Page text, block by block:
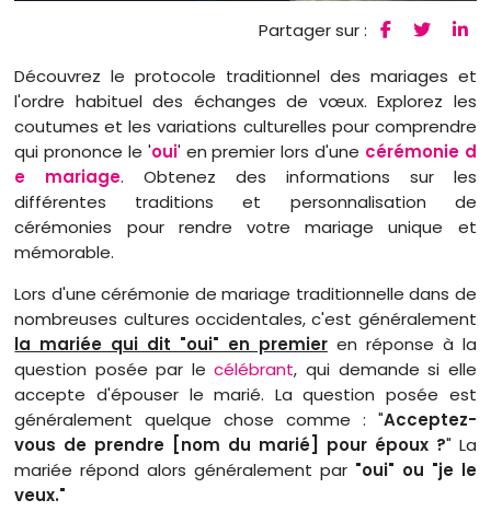
Partager sur :
Découvrez le protocole traditionnel des mariages et
l'ordre habituel des échanges de vœux. Explorez les
coutumes et les variations culturelles pour comprendre
qui prononce le 'oui' en premier lors d'une cérémonie d
e mariage. Obtenez des informations sur les
différentes traditions et personnalisation de
cérémonies pour rendre votre mariage unique et
mémorable.
Lors d'une cérémonie de mariage traditionnelle dans de
nombreuses cultures occidentales, c'est généralement
la mariée qui dit "oui" en premieren réponse à la
question posée par lecélébrant, qui demande si elle
accepte d'épouser le marié. La question posée est
généralement quelque chose comme : "Acceptez-
vous de prendre [nom du marié] pour époux ?" La
mariée répond alors généralement par "oui" ou "je le
veux."